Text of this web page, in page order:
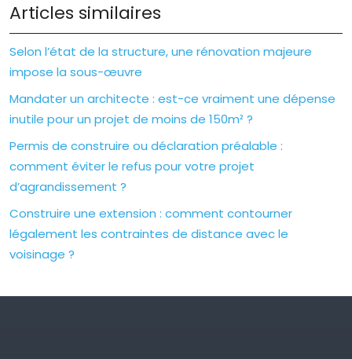
Articles similaires
Selon l’état de la structure, une rénovation majeure
impose la sous-œuvre
Mandater un architecte : est-ce vraiment une dépense
inutile pour un projet de moins de 150m² ?
Permis de construire ou déclaration préalable :
comment éviter le refus pour votre projet
d’agrandissement ?
Construire une extension : comment contourner
légalement les contraintes de distance avec le
voisinage ?